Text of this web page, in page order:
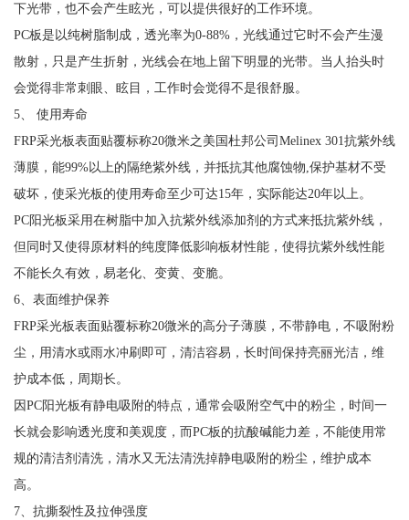
下光带，也不会产生眩光，可以提供很好的工作环境。
PC板是以纯树脂制成，透光率为0-88%，光线通过它时不会产生漫
散射，只是产生折射，光线会在地上留下明显的光带。当人抬头时
会觉得非常刺眼、眩目，工作时会觉得不是很舒服。
5、 使用寿命
FRP采光板表面贴覆标称20微米之美国杜邦公司Melinex 301抗紫外线
薄膜，能99%以上的隔绝紫外线，并抵抗其他腐蚀物,保护基材不受
破坏，使采光板的使用寿命至少可达15年，实际能达20年以上。
PC阳光板采用在树脂中加入抗紫外线添加剂的方式来抵抗紫外线，
但同时又使得原材料的纯度降低影响板材性能，使得抗紫外线性能
不能长久有效，易老化、变黄、变脆。
6、表面维护保养
FRP采光板表面贴覆标称20微米的高分子薄膜，不带静电，不吸附粉
尘，用清水或雨水冲刷即可，清洁容易，长时间保持亮丽光洁，维
护成本低，周期长。
因PC阳光板有静电吸附的特点，通常会吸附空气中的粉尘，时间一
长就会影响透光度和美观度，而PC板的抗酸碱能力差，不能使用常
规的清洁剂清洗，清水又无法清洗掉静电吸附的粉尘，维护成本
高。
7、抗撕裂性及拉伸强度